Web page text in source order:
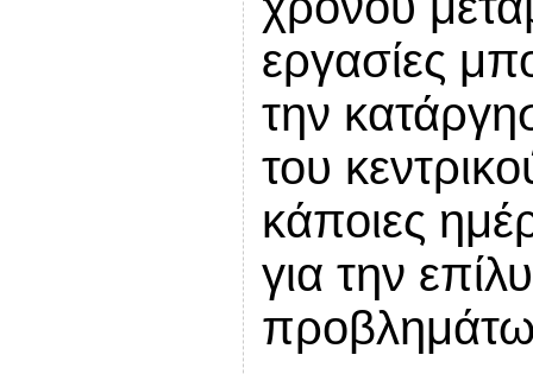
εργασίες
την
του
κάποιες
για την